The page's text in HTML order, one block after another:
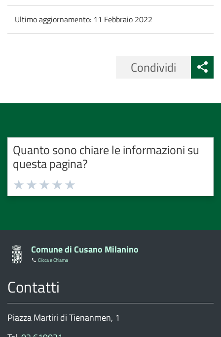
Ultimo aggiornamento: 11 Febbraio 2022
Condividi
Quanto sono chiare le informazioni su
questa pagina?
Comune di Cusano Milanino
Clicca e Chiama
Contatti
Piazza Martiri di Tienanmen, 1